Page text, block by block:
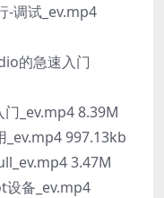
调试_ev.mp4
的急速入门
_ev.mp4 8.39M
997.13kb
3.47M
备_ev.mp4